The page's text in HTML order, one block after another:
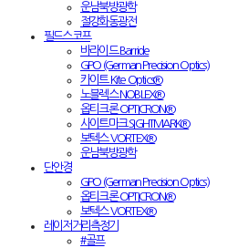
운남북방광학
절강화동광전
필드스코프
바라이드 Barride
GPO (German Precision Optics)
카이트 Kite Optics®
노블렉스 NOBLEX®
옵티크론 OPTICRON®
사이트마크 SIGHTMARK®
보텍스 VORTEX®
운남북방광학
단안경
GPO (German Precision Optics)
옵티크론 OPTICRON®
보텍스 VORTEX®
레이저거리측정기
#골프